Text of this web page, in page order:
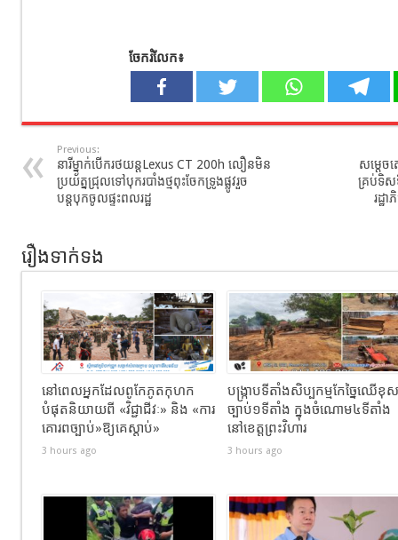
ចែករំលែក៖
Previous:
នារីម្នាក់បើករថយន្តLexus CT 200h លឿនមិន
ប្រយ័ត្នជ្រុលទៅបុករបាំងថ្មពុះចែកទ្រូងផ្លូវរួច
បន្តបុកចូលផ្ទះពលរដ្ឋ
សម្តេច
គ្រប់ទិស
រដ្ឋ
រឿងទាក់ទង
នៅពេលអ្នកដែលពូកែភូតកុហក
បំផុតនិយាយពី «វិជ្ជាជីវៈ» និង «ការ
គោរពច្បាប់»ឱ្យគេស្តាប់»
3 hours ago
បង្រ្កាបទីតាំងសិប្បកម្មកែច្នៃឈើខុស
ច្បាប់១ទីតាំង ក្នុងចំណោម៤ទីតាំង
នៅខេត្តព្រះវិហារ
3 hours ago